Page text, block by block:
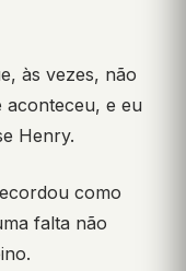
às vezes, não
aconteceu, e eu
Henry.
como
falta não